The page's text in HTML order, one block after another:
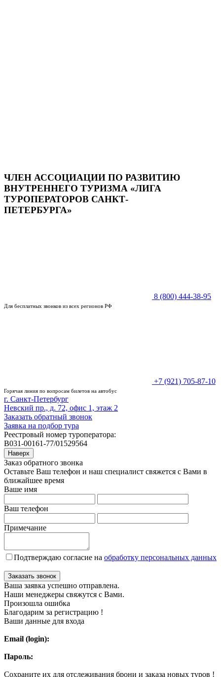
ЧЛЕН АССОЦИАЦИИ ПО РАЗВИТИЮ
ВНУТРЕННЕГО ТУРИЗМА «ЛИГА
ТУРОПЕРАТОРОВ САНКТ-
ПЕТЕРБУРГА»
8 (800) 444-38-95
Для бесплатных звонков из всех регионов РФ
+7 (921) 705-87-10
Горячая линия по вопросам билетов на автобус
г. Санкт-Петербург
Невский пр., д. 72, офис 1, этаж 2
Заказать обратный звонок
Заявка на подбор тура
Реестровый номер туроператора:
В031-00161-77/01529564
Наверх
Заказ обратного звонка
Оставьте Ваш телефон и наш специалист свяжется с Вами в
ближайшее время
Ваше имя
Ваш телефон
Примечание
Подтверждаю согласие на обработку персональных данных
Заказать звонок
Ваша заявка успешно отправлена.
Наши менеджеры свяжутся с Вами.
Произошла ошибка
Благодарим за регистрацию !
Ваши данные для входа
Email (login):
Пароль:
Сохраните их для отслеживания брони и заказа новых туров !